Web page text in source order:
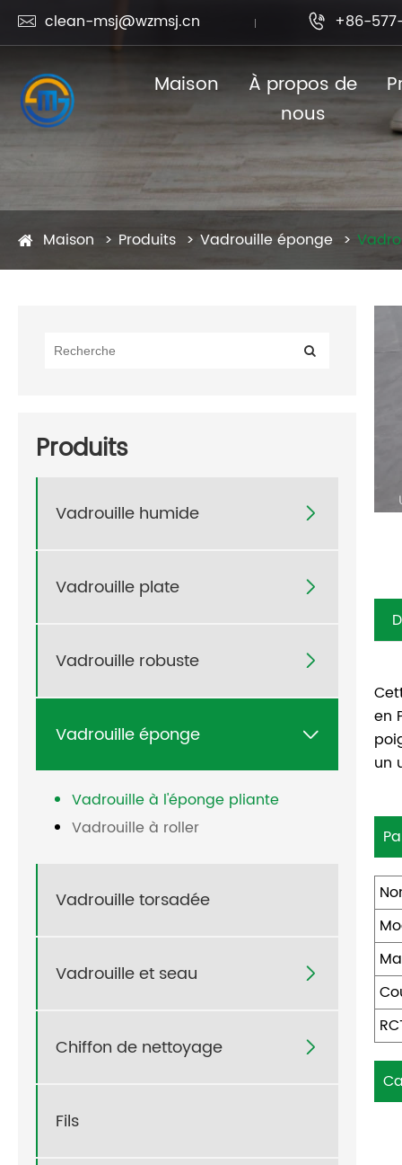
 clean-msj@wzmsj.cn  +86-
Maison
À propos de
nous
Maison Produits Vadrouille éponge
Produits
Vadrouille humide 
Vadrouille plate 
Vadrouille robuste 
Vadrouille éponge 
Vadrouille à l'éponge pliante
Vadrouille à roller
Vadrouille torsadée
Vadrouille et seau 
Chiffon de nettoyage 
Fils
en
un